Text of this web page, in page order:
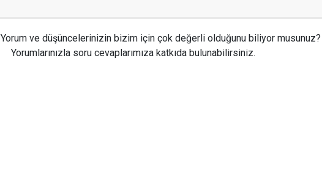
Yorum ve düşüncelerinizin bizim için çok değerli olduğunu biliyor musunuz?
Yorumlarınızla soru cevaplarımıza katkıda bulunabilirsiniz.